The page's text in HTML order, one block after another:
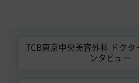
TCB東京中央美容外科 ドクタ
ンタビュー